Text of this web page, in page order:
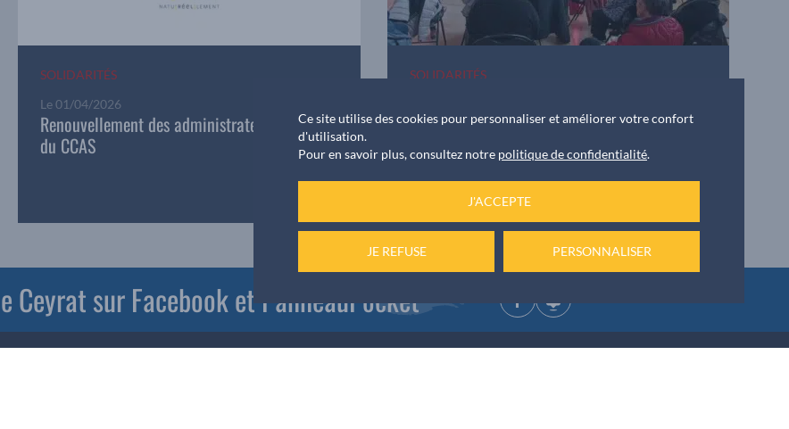
SOLIDARITÉS
Le01/04/2026
Renouvellement des administrateurs nommés
du CCAS
SOLIDARITÉS
Un après-midi en musique pour les seniors
Ceyrat sur Facebook et PanneauPocket
Ce site utilise des cookies pour personnaliser et améliorer votre confort
d'utilisation.
Pour en savoir plus, consultez notre politique de confidentialité.
J'ACCEPTE
JE REFUSE PERSONNALISER